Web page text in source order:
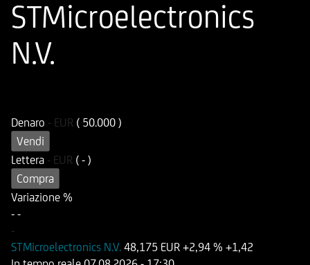
STMicroelectronics
N.V.
Denaro - EUR ( 50.000 )
Vendi
Lettera - EUR ( - )
Compra
Variazione %
- -
-
STMicroelectronics N.V. 48,175 EUR +2,94 % +1,42